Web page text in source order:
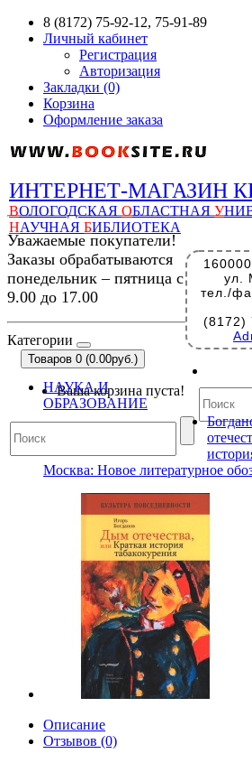
8 (8172) 75-92-12, 75-91-89
Личный кабинет
Регистрация
Авторизация
Закладки (0)
Корзина
Оформление заказа
ИНТЕРНЕТ-МАГАЗИН
ВОЛОГОДСКАЯ ОБЛАСТНАЯ У
НАУЧНАЯ БИБЛИОТЕКА
ул.
тел./
(8172)
Уважаемые покупатели!
Заказы обрабатываются
понедельник – пятница с
9.00 до 17.00
Категории
Товаров 0 (0.00руб.)
Ваша корзина пуста!
НАУКА И
ОБРАЗОВАНИЕ
Москва: Новое литературное
Описание
Отзывов (0)